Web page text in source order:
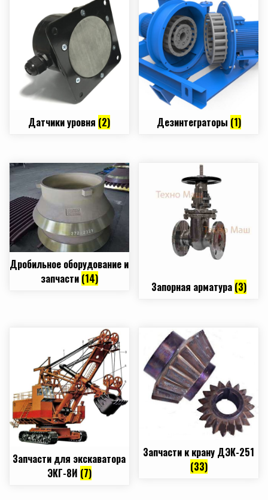
Датчики уровня (2) Дезинтеграторы (1)
Дробильное оборудование и
запчасти (14)
Запорная арматура (3)
Запчасти для экскаватора
ЭКГ-8И (7)
Запчасти к крану ДЭК-251
(33)